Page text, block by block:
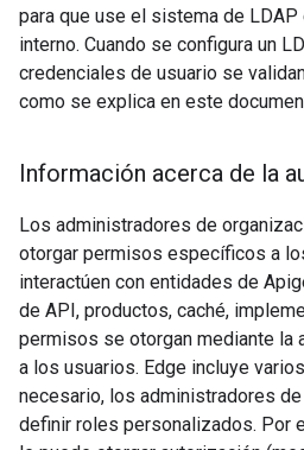
para que use el sistema de
interno. Cuando se configura un
credenciales de usuario se
como se explica en este
Información acerca de la
Los administradores de
otorgar permisos específicos a
interactúen con entidades de
de API, productos, caché,
permisos se otorgan mediante la
a los usuarios. Edge incluye
necesario, los administradores
definir roles personalizados. Por